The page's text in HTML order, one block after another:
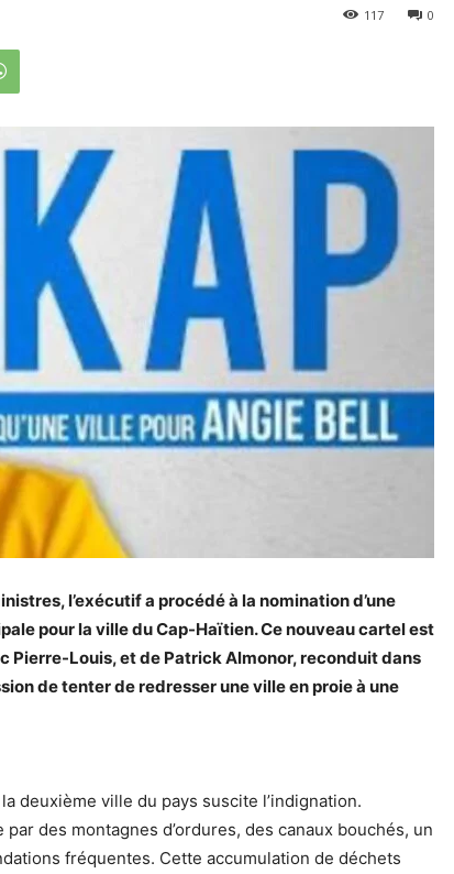
0
117
l’exécutif a procédé à la nomination d’une
pour la ville du Cap-Haïtien. Ce nouveau cartel est
Pierre-Louis, et de Patrick Almonor, reconduit dans
de tenter de redresser une ville en proie à une
deuxième ville du pays suscite l’indignation.
des montagnes d’ordures, des canaux bouchés, un
fréquentes. Cette accumulation de déchets